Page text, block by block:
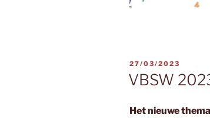
GEPLAATST
OP
27/03/2023
VBSW
Het nieuwe